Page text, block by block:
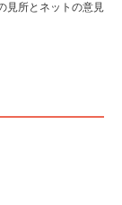
見所とネットの意見